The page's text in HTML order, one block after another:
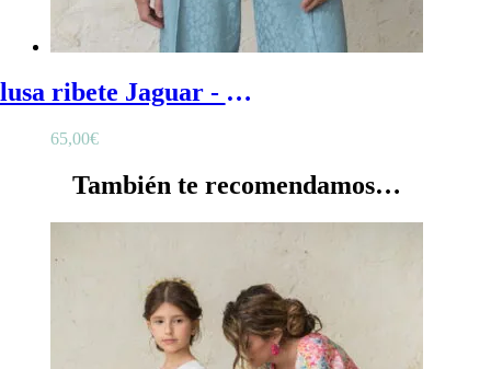
Blusa ribete Jaguar - Blusa mujer de ceremonia de estampado jaguar con ribete en el hombro
65,00€
También te recomendamos…